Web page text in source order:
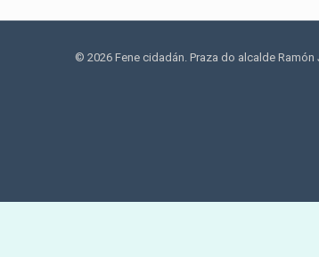
© 2026 Fene cidadán. Praza do alcalde